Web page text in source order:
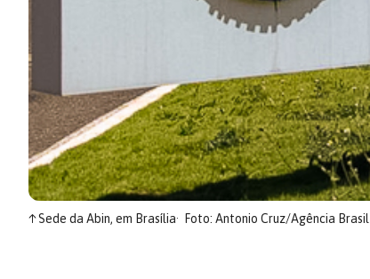
↑Sede da Abin, em Brasília Foto: Antonio Cruz/Agência Brasil